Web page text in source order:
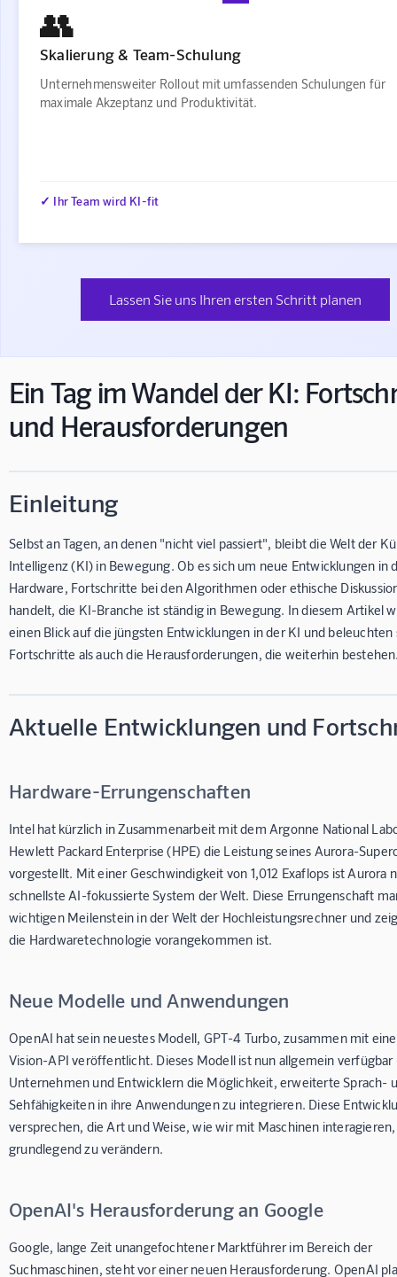
👥
Skalierung & Team-Schulung
Unternehmensweiter Rollout mit umfassenden Schulungen für
maximale Akzeptanz und Produktivität.
✓ Ihr Team wird KI-fit
Lassen Sie uns Ihren ersten Schritt planen
Ein Tag im Wandel der KI:
und Herausforderungen
Einleitung
Selbst an Tagen, an denen "nicht viel passiert", bleibt die Welt der
Intelligenz (KI) in Bewegung. Ob es sich um neue Entwicklungen in
Hardware, Fortschritte bei den Algorithmen oder ethische
handelt, die KI-Branche ist ständig in Bewegung. In diesem Artikel
einen Blick auf die jüngsten Entwicklungen in der KI und beleuchten
Fortschritte als auch die Herausforderungen, die weiterhin
Aktuelle Entwicklungen und
Hardware-Errungenschaften
Intel hat kürzlich in Zusammenarbeit mit dem Argonne National
Hewlett Packard Enterprise (HPE) die Leistung seines Aurora-
vorgestellt. Mit einer Geschwindigkeit von 1,012 Exaflops ist Aurora
schnellste AI-fokussierte System der Welt. Diese Errungenschaft
wichtigen Meilenstein in der Welt der Hochleistungsrechner und
die Hardwaretechnologie vorangekommen ist.
Neue Modelle und Anwendungen
OpenAI hat sein neuestes Modell, GPT-4 Turbo, zusammen mit
Vision-API veröffentlicht. Dieses Modell ist nun allgemein
Unternehmen und Entwicklern die Möglichkeit, erweiterte Sprach-
Sehfähigkeiten in ihre Anwendungen zu integrieren. Diese
versprechen, die Art und Weise, wie wir mit Maschinen interagieren,
grundlegend zu verändern.
OpenAI's Herausforderung an Google
Google, lange Zeit unangefochtener Marktführer im Bereich der
Suchmaschinen, steht vor einer neuen Herausforderung. OpenAI